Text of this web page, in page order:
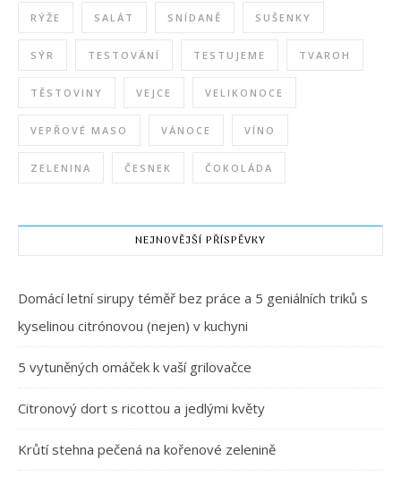
RÝŽE SALÁT SNÍDANĚ SUŠENKY
SÝR TESTOVÁNÍ TESTUJEME TVAROH
TĚSTOVINY VEJCE VELIKONOCE
VEPŘOVÉ MASO VÁNOCE VÍNO
ZELENINA ČESNEK ČOKOLÁDA
NEJNOVĚJŠÍ PŘÍSPĚVKY
Domácí letní sirupy téměř bez práce a 5 geniálních triků s
kyselinou citrónovou (nejen) v kuchyni
5 vytuněných omáček k vaší grilovačce
Citronový dort s ricottou a jedlými květy
Krůtí stehna pečená na kořenové zelenině